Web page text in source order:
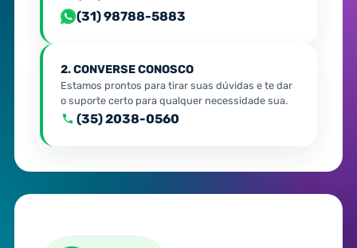
(31) 98788-5883
2. CONVERSE CONOSCO
Estamos prontos para tirar suas dúvidas e te dar
o suporte certo para qualquer necessidade sua.
(35) 2038-0560